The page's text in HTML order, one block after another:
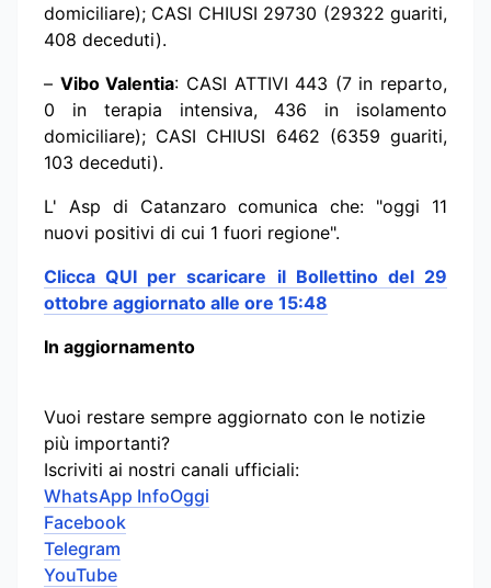
domiciliare); CASI CHIUSI 29730 (29322 guariti,
408 deceduti).
– Vibo Valentia: CASI ATTIVI 443 (7 in reparto,
0 in terapia intensiva, 436 in isolamento
domiciliare); CASI CHIUSI 6462 (6359 guariti,
103 deceduti).
L' Asp di Catanzaro comunica che: "oggi 11
nuovi positivi di cui 1 fuori regione".
Clicca QUI per scaricare il Bollettino del 29
ottobre aggiornato alle ore 15:48
In aggiornamento
Vuoi restare sempre aggiornato con le notizie
più importanti?
Iscriviti ai nostri canali ufficiali:
WhatsApp InfoOggi
Facebook
Telegram
YouTube